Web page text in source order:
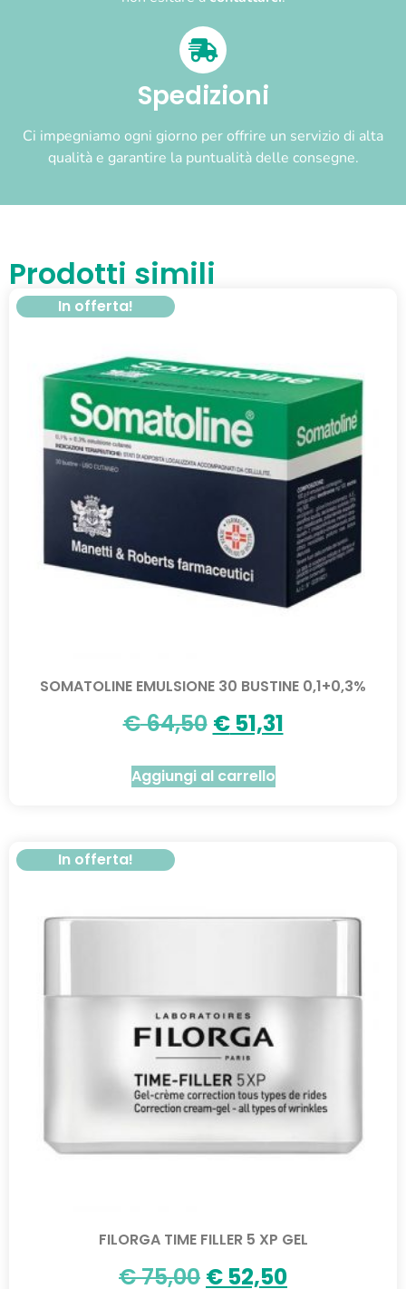
Spedizioni
Ci impegniamo ogni giorno per offrire un servizio di alta
qualità e garantire la puntualità delle consegne.
Prodotti simili
In offerta!
SOMATOLINE EMULSIONE 30 BUSTINE 0,1+0,3%
€64,50 €51,31
Aggiungi al carrello
In offerta!
FILORGA TIME FILLER 5 XP GEL
€75,00 € 52,50